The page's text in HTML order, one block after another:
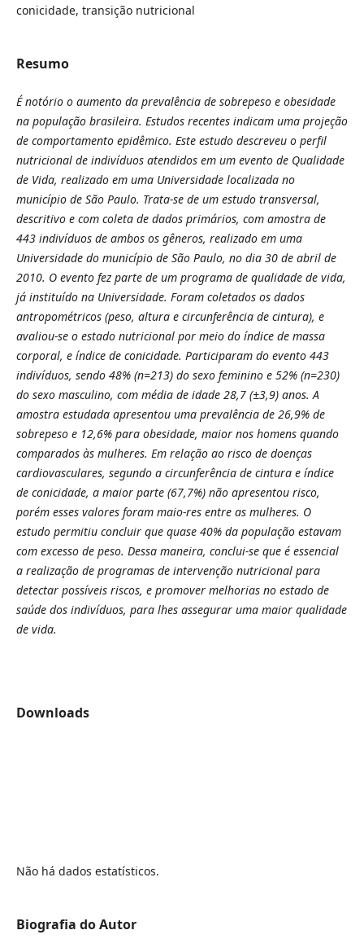
conicidade, transição nutricional
Resumo
É notório o aumento da prevalência de sobrepeso e obesidade
na população brasileira. Estudos recentes indicam uma projeção
de comportamento epidêmico. Este estudo descreveu o perfil
nutricional de indivíduos atendidos em um evento de Qualidade
de Vida, realizado em uma Universidade localizada no
município de São Paulo. Trata-se de um estudo transversal,
descritivo e com coleta de dados primários, com amostra de
443 indivíduos de ambos os gêneros, realizado em uma
Universidade do município de São Paulo, no dia 30 de abril de
2010. O evento fez parte de um programa de qualidade de vida,
já instituído na Universidade. Foram coletados os dados
antropométricos (peso, altura e circunferência de cintura), e
avaliou-se o estado nutricional por meio do índice de massa
corporal, e índice de conicidade. Participaram do evento 443
indivíduos, sendo 48% (n=213) do sexo feminino e 52% (n=230)
do sexo masculino, com média de idade 28,7 (±3,9) anos.A
amostra estudada apresentou uma prevalência de 26,9% de
sobrepeso e 12,6% para obesidade, maior nos homens quando
comparados às mulheres. Em relação ao risco de doenças
cardiovasculares, segundo a circunferência de cintura e índice
de conicidade, a maior parte (67,7%) não apresentou risco,
porém esses valores foram maio-res entre as mulheres. O
estudo permitiu concluir que quase 40% da população estavam
com excesso de peso. Dessa maneira, conclui-se que é essencial
a realização de programas de intervenção nutricional para
detectar possíveis riscos, e promover melhorias no estado de
saúde dos indivíduos, para lhes assegurar uma maior qualidade
de vida.
Downloads
Não há dados estatísticos.
Biografia do Autor